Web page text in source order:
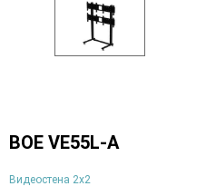
BOE VE55L-A
Видеостена 2x2